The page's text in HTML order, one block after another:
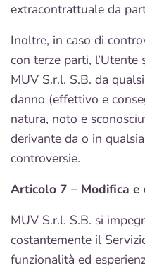
extracontrattuale da
Inoltre, in caso di
con terze parti,
MUV S.r.l. S.B. da
danno (effettivo e
natura, noto e
derivante da o in
controversie.
Articolo 7 – Modifica e
MUV S.r.l. S.B. si
costantemente il
funzionalità ed